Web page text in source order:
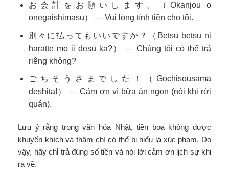
お会計をお願いします。（Okanjou o
onegaishimasu） — Vui lòng tính tiền cho tôi.
別々に払ってもいいですか？（Betsu betsu ni
haratte mo ii desu ka?） — Chúng tôi có thể trả
riêng không?
ごちそうさまでした！（Gochisousama
deshita!） — Cảm ơn vì bữa ăn ngon (nói khi rời
quán).
Lưu ý rằng trong văn hóa Nhật, tiền boa không được
khuyến khích và thậm chí có thể bị hiểu là xúc phạm. Do
vậy, hãy chỉ trả đúng số tiền và nói lời cảm ơn lịch sự khi
ra về.